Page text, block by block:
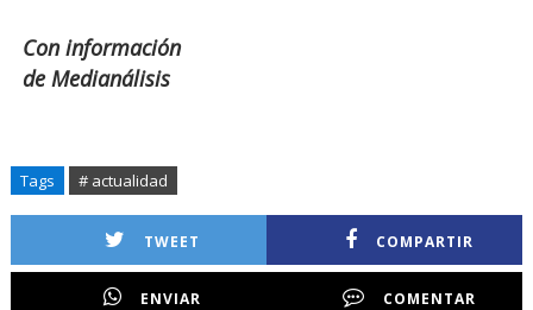
Con información
de Medianálisis
Tags # actualidad
TWEET COMPARTIR
ENVIAR COMENTAR